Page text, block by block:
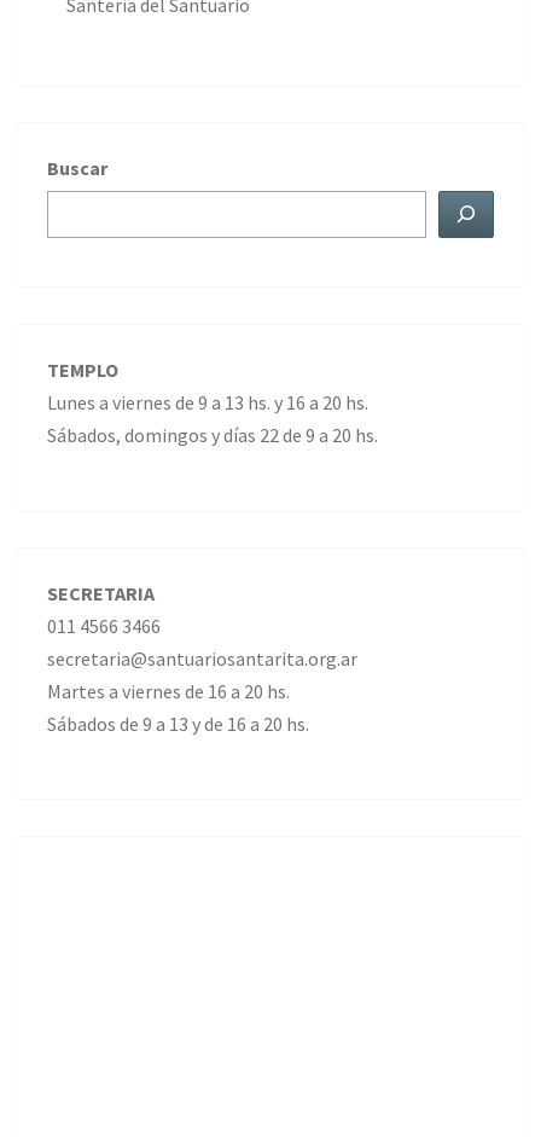
Buscar
TEMPLO
Lunes a viernes de 9 a 13 hs. y 16 a 20 hs.
Sábados, domingos y días 22 de 9 a 20 hs.
SECRETARIA
011 4566 3466
secretaria@santuariosantarita.org.ar
Martes a viernes de 16 a 20 hs.
Sábados de 9 a 13 y de 16 a 20 hs.